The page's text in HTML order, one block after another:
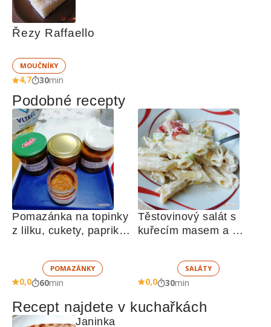
Řezy Raffaello
MOUČNÍKY
4,7 30min
Podobné recepty
Pomazánka na topinky
z lilku, cukety, paprik,
žampionů
POMAZÁNKY
0,0 60min
Těstovinový salát s
kuřecím masem a
SALÁTY
0,0 30min
Recept najdete v kuchařkách